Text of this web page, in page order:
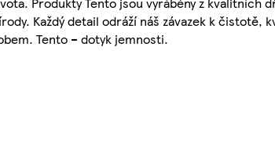
Každý detail odráží náš závazek k čistotě,
Tento – dotyk jemnosti.